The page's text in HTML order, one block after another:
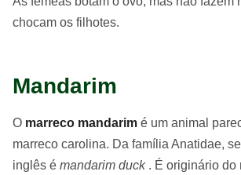
chocam os filhotes.
Mandarim
O marreco mandarim é um animal
marreco carolina. Da família Anatidae,
inglês é mandarim duck. É originário do